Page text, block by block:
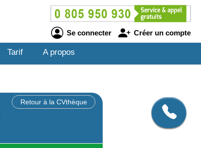
Se connecter Créer un compte
Tarif A propos
Retour à la CVthèque